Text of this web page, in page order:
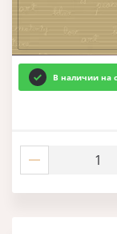
В наличии на